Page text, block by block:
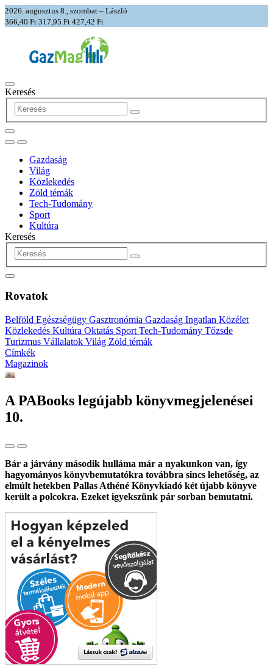
2026. augusztus 8., szombat – László
366,40 Ft 317,95 Ft 427,42 Ft
Keresés
Gazdaság
Világ
Közlekedés
Zöld témák
Tech-Tudomány
Sport
Kultúra
Keresés
Rovatok
Belföld Egészségügy Gasztronómia Gazdaság Ingatlan Közélet
Közlekedés Kultúra Oktatás Sport Tech-Tudomány Tőzsde
Turizmus Vállalatok Világ Zöld témák
Címkék
Magazinok
A PABooks legújabb könyvmegjelenései
10.
Bár a járvány második hulláma már a nyakunkon van, így
hagyományos könyvbemutatókra továbbra sincs lehetőség, az
elmúlt hetekben Pallas Athéné Könyvkiadó két újabb könyve
került a polcokra. Ezeket igyekszünk pár sorban bemutatni.